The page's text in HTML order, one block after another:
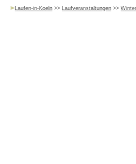
Laufen-in-Koeln >> Laufveranstaltungen >>